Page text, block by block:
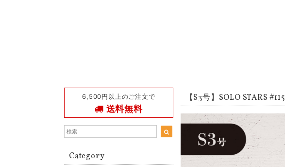
6,500円以上のご注文で
送料無料
Category
【S3号】SOLO STARS #115